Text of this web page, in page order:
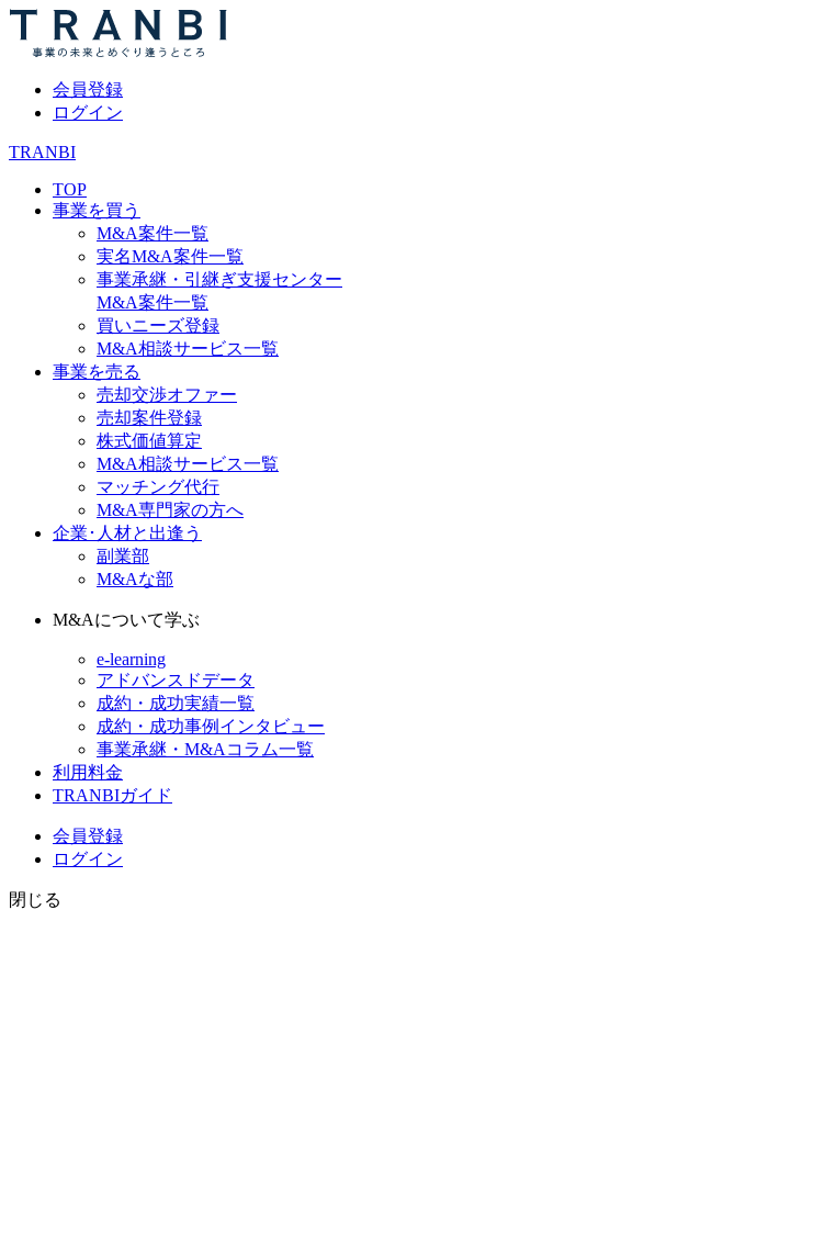
会員登録
ログイン
TRANBI
TOP
事業を買う
M&A案件一覧
実名M&A案件一覧
事業承継・引継ぎ支援センター
M&A案件一覧
買いニーズ登録
M&A相談サービス一覧
事業を売る
売却交渉オファー
売却案件登録
株式価値算定
M&A相談サービス一覧
マッチング代行
M&A専門家の方へ
企業･人材と出逢う
副業部
M&Aな部
M&Aについて学ぶ
e-learning
アドバンスドデータ
成約・成功実績一覧
成約・成功事例インタビュー
事業承継・M&Aコラム一覧
利用料金
TRANBIガイド
会員登録
ログイン
閉じる